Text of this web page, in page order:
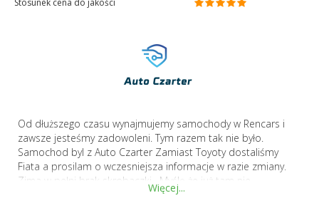
Stosunek cena do jakości
Od dłuższego czasu wynajmujemy samochody w Rencars i
zawsze jesteśmy zadowoleni. Tym razem tak nie było.
Samochod byl z Auto Czarter Zamiast Toyoty dostaliśmy
Fiata a prosilam o wczesniejsza informacje w razie zmiany.
Zima w pełni brak skrobaczki . Myślę że już tam nie
wypożyczę. Ogólnie nie byliśmy zadowoleni.
Więcej...